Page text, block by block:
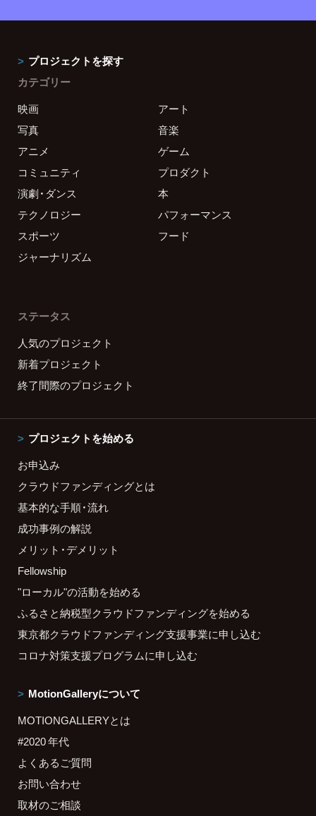
プロジェクトを探す
カテゴリー
映画
アート
写真
音楽
アニメ
ゲーム
コミュニティ
プロダクト
演劇・ダンス
本
テクノロジー
パフォーマンス
スポーツ
フード
ジャーナリズム
ステータス
人気のプロジェクト
新着プロジェクト
終了間際のプロジェクト
プロジェクトを始める
お申込み
クラウドファンディングとは
基本的な手順・流れ
成功事例の解説
メリット・デメリット
Fellowship
"ローカル"の活動を始める
ふるさと納税型クラウドファンディングを始める
東京都クラウドファンディング支援事業に申し込む
コロナ対策支援プログラムに申し込む
MotionGalleryについて
MOTIONGALLERYとは
#2020 年代
よくあるご質問
お問い合わせ
取材のご相談